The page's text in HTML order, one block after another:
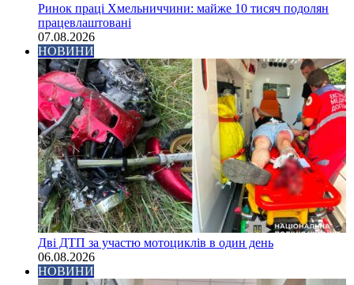
Ринок праці Хмельниччини: майже 10 тисяч подолян
працевлаштовані
07.08.2026
НОВИНИ
Дві ДТП за участю мотоциклів в один день
06.08.2026
НОВИНИ